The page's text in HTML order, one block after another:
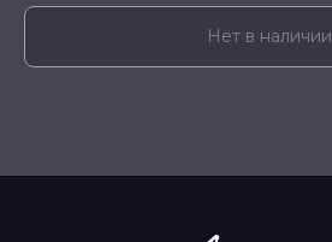
Нет в наличии